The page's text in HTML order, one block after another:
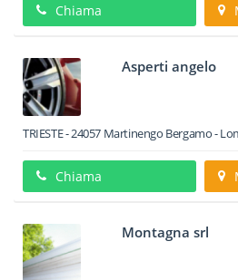
Chiama
Asperti angelo
TRIESTE-24057 Martinengo Bergamo -
Chiama
Montagna srl